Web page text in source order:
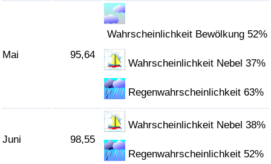
Mai 95,64
Wahrscheinlichkeit Bewölkung 52%
Wahrscheinlichkeit Nebel 37%
Regenwahrscheinlichkeit 63%
Juni 98,55
Wahrscheinlichkeit Nebel 38%
Regenwahrscheinlichkeit 52%